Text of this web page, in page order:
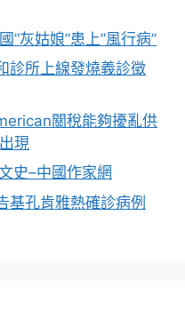
”灰姑娘”患上”風行病”
診所上線發燒義診徵
關稅能夠擾亂供
現
史–中國作家網
基孔肯雅熱確診病例